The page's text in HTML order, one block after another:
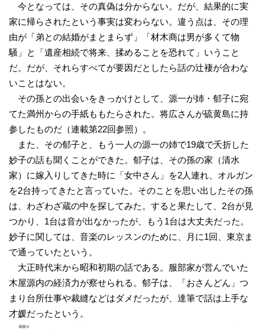
今となっては、その真偽は分からない。だが、結果的に実
家に帰らされたという事実は変わらない。違う点は、その理
由が「弟との結婚がまとまらず」「材木商は男が多くて物
騒」と「遺産相続で将来、揉めることを恐れて」いうこと
だ。だが、それらすべてが要因だとしたら話の辻褄が合わな
いことはない。
その孫との出会いをきっかけとして、源一が姉・郁子に宛
てた満州からの手紙ももたらされた。将広さんが硫黄島に持
参したものだ（連載第22回参照）。
また、その郁子と、もう一人の源一の姉で19歳で夭折した
妙子の話も聞くことができた。郁子は、その孫の家（清水
家）に嫁入りしてきた時に「女中さん」を2人連れ、オルガン
を2台持ってきたと言っていた。そのことを思い出したその孫
は、わざわざ蔵の中を探してみた。すると果たして、2台が見
つかり、1台は音が出なかったが、もう1台は大丈夫だった。
妙子に関しては、音楽のレッスンのために、月に1回、東京ま
で通っていたという。
大正時代末から昭和初期の話である。服部家が営んでいた
木屋源内の経済力が察せられる。郁子は、「おさんどん」つ
まり台所仕事や裁縫などはダメだったが、達筆で話は上手な
才媛だったという。